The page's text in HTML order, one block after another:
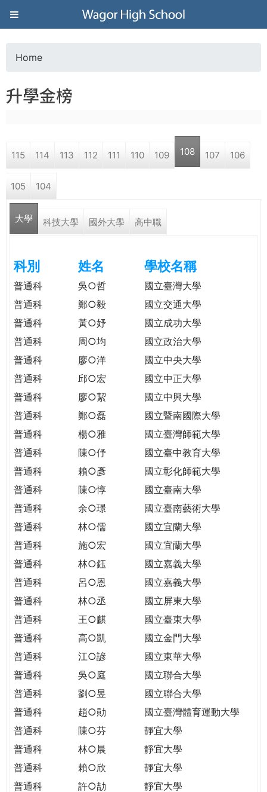
Jump to navigation
葳
格
高
學
格。
民。
WAGOR
TODAY
THE
WORLD
TOMORROW
PUTTING
YOU
THE
PATH
CITIZENSHIP
o
a
r
e
e
r
e
Home
升學金榜
115 114 113 112 111 110 109 108 107 106
105 104
大學 科技大學 國外大學 高中職
科別 姓名 學校名稱
普通科 吳○哲
國立臺灣大學
普通科
鄭○毅
國立交通大學
普通科
黃○妤
國立成功大學
普通科
周○均
國立政治大學
普通科
廖○洋
國立中央大學
普通科
邱○宏
國立中正大學
普通科
廖○絜
國立中興大學
普通科
鄭○磊
國立暨南國際大學
普通科
楊○雅
國立臺灣師範大學
普通科
陳○伃
國立臺中教育大學
普通科
賴○彥
國立彰化師範大學
普通科
陳○惇
國立臺南大學
普通科
余○璟
國立臺南藝術大學
普通科
林○儒
國立宜蘭大學
普通科
施○宏
國立宜蘭大學
普通科
林○鈺
國立嘉義大學
普通科
呂○恩
國立嘉義大學
普通科
林○丞
國立屏東大學
普通科
王○麒
國立臺東大學
普通科
高○凱
國立金門大學
普通科
江○諺
國立東華大學
普通科
吳○庭
國立聯合大學
普通科
劉○昱
國立聯合大學
普通科
趙○勛
國立臺灣體育運動大學
普通科
陳○芬
靜宜大學
普通科
林○晨
靜宜大學
普通科
賴○欣
靜宜大學
普通科
許○劼
靜宜大學